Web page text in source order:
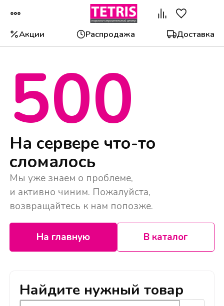
Акции Распродажа Доставка
500
На сервере что-то
сломалось
Мы уже знаем о проблеме,
и активно чиним. Пожалуйста,
возвращайтесь к нам попозже.
На главную В каталог
Найдите нужный товар